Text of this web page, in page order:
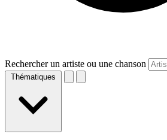
Rechercher un artiste ou une chanson
Thématiques